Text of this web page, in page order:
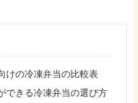
けの冷凍弁当の比較表
できる冷凍弁当の選び方